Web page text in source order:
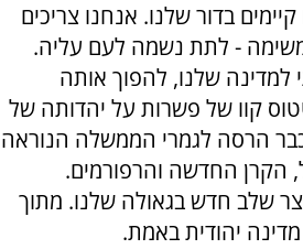
בדור שלנו. אנחנו צריכים
- לתת נשמה לעם עליה.
למדינה שלנו, להפוך אותה
קוו של פשרות על יהדותה של
הרסה לגמרי הממשלה הנוראה
הקרן החדשה והרפורמים.
שלב חדש בגאולה שלנו. מתוך
יהודית באמת.